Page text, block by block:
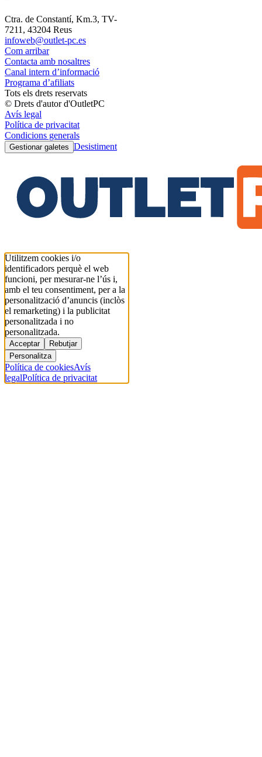
Ctra. de Constantí, Km.3, TV-
7211, 43204 Reus
infoweb@outlet-pc.es
Com arribar
Contacta amb nosaltres
Canal intern d’informació
Programa d’afiliats
Tots els drets reservats
© Drets d'autor d'OutletPC
Avís legal
Política de privacitat
Condicions generals
Gestionar galetes Desistiment
Utilitzem cookies i/o
identificadors perquè el web
funcioni, per mesurar-ne l’ús i,
amb el teu consentiment, per a la
personalització d’anuncis (inclòs
el remarketing) i la publicitat
personalitzada i no
personalitzada.
Acceptar
Rebutjar
Personalitza
Política de cookiesAvís
legalPolítica de privacitat